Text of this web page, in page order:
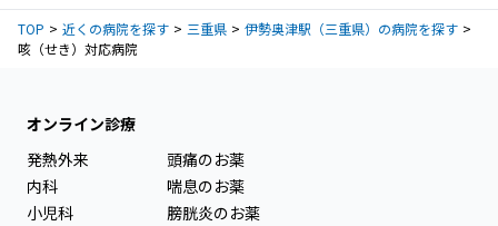
TOP 近くの病院を探す 三重県
伊勢奥津駅（三重県）の病院を探す
咳（せき）対応病院
オンライン診療
発熱外来
内科
小児科
頭痛のお薬
喘息のお薬
膀胱炎のお薬